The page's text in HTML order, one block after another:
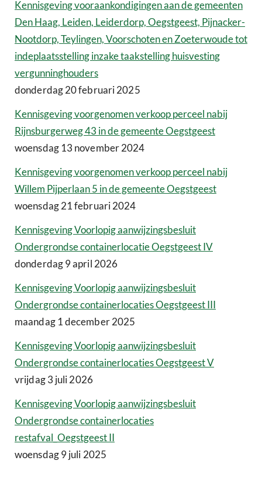
Kennisgeving vooraankondigingen aan de gemeenten
Den Haag, Leiden, Leiderdorp, Oegstgeest, Pijnacker-
Nootdorp, Teylingen, Voorschoten en Zoeterwoude tot
indeplaatsstelling inzake taakstelling huisvesting
vergunninghouders
donderdag 20 februari 2025
Kennisgeving voorgenomen verkoop perceel nabij
Rijnsburgerweg 43 in de gemeente Oegstgeest
woensdag 13 november 2024
Kennisgeving voorgenomen verkoop perceel nabij
Willem Pijperlaan 5 in de gemeente Oegstgeest
woensdag 21 februari 2024
Kennisgeving Voorlopig aanwijzingsbesluit
Ondergrondse containerlocatie Oegstgeest IV
donderdag 9 april 2026
Kennisgeving Voorlopig aanwijzingsbesluit
Ondergrondse containerlocaties Oegstgeest III
maandag 1 december 2025
Kennisgeving Voorlopig aanwijzingsbesluit
Ondergrondse containerlocaties Oegstgeest V
vrijdag 3 juli 2026
Kennisgeving Voorlopig aanwijzingsbesluit
Ondergrondse containerlocaties
restafval_Oegstgeest II
woensdag 9 juli 2025